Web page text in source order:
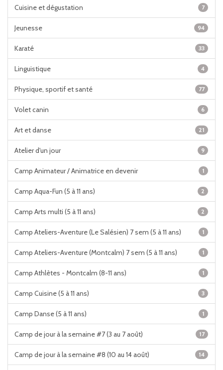
Cuisine et dégustation 7
Jeunesse 94
Karaté 33
Linguistique 4
Physique, sportif et santé 77
Volet canin 6
Art et danse 21
Atelier d'un jour 9
Camp Animateur / Animatrice en devenir 1
Camp Aqua-Fun (5 à 11 ans) 2
Camp Arts multi (5 à 11 ans) 2
Camp Ateliers-Aventure (Le Salésien) 7 sem (5 à 11 ans) 1
Camp Ateliers-Aventure (Montcalm) 7 sem (5 à 11 ans) 1
Camp Athlètes - Montcalm (8-11 ans) 1
Camp Cuisine (5 à 11 ans) 3
Camp Danse (5 à 11 ans) 1
Camp de jour à la semaine #7 (3 au 7 août) 17
Camp de jour à la semaine #8 (10 au 14 août) 14